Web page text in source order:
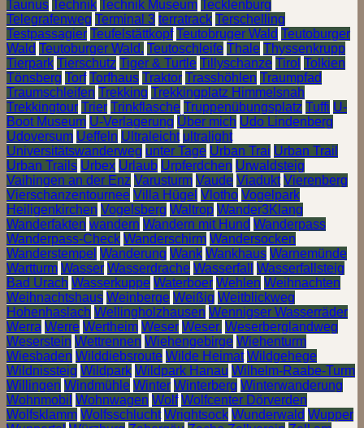
Taunus Technik Technik Museum Tecklenburg
Telegrafenweg Terminal 3 terratrack Terschelling
Testpassagier Teufelstättkopf Teutobruger Wald Teutoburger
Wald Teutoburger Wald. Teutoschleife Thale Thyssenkrupp
Tierpark Tierschutz Tiger & Turtle Tillyschanze Tirol Tolkien
Tönsberg Torf Torfhaus Traktor Trasshöhlen Traumpfad
Traumschleifen Trekking Trekkingplatz Himmelsnah
Trekkingtour Trier Trinkflasche Truppenübungsplatz Tuffi U-
Boot Museum U-Verlagerung Über mich Udo Lindenberg
Udoversum Ueffeln Ultraleicht ultralight
Universitätswanderweg unter Tage Urban Trai Urban Trail
Urban Trails Urbex Urlaub Urpferdchen Urwaldsteig
Vaihingen an der Enz Varusturm Vaude Viadukt Vierenberg
Vierschanzentournee Villa Hügel Vlotho Vogelpark
Heiligenkirchen Vogelsberg Waltrop Wander3Klang
Wanderfakten wandern Wandern mit Hund Wanderpass
Wanderpass-Check Wanderschirm Wandersocken
Wanderstempel Wanderung Wank Wankhaus Warnemünde
Wartturm Wasser Wasserdrache Wasserfall
Wasserfallsteig
Bad Urach Wasserkuppe Waterboer Wehlen Weihnachten
Weihnachtshaus Weinberge Weißig Weitblickweg
Hohenhaslach Wellingholzhausen Wennigser Wasserräder
Werra Werre Wertheim Weser Weser. Weserberglandweg
Weserstein Wettrennen Wiehengebirge Wiehenturm
Wiesbaden Wilddiebsroute Wilde Heimat Wildgehege
Wildnissteig Wildpark Wildpark Hanau Wilhelm-Raabe-Turm
Willingen Windmühle Winter Winterberg Winterwanderung
Wohnmobil Wohnwagen Wolf Wolfcenter Dörverden
Wolfsklamm Wolfsschlucht Wrightsock Wunderwald Wupper